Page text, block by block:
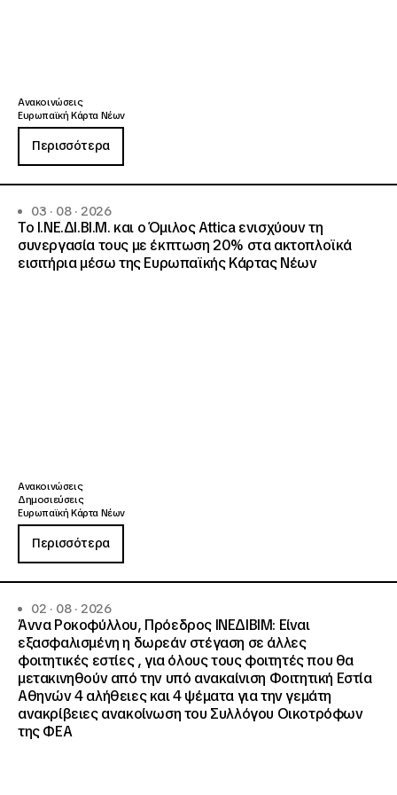
Ανακοινώσεις
Ευρωπαϊκή Κάρτα Νέων
Περισσότερα
03 · 08 · 2026
Το Ι.ΝΕ.ΔΙ.ΒΙ.Μ. και o Όμιλος Attica ενισχύουν τη
συνεργασία τους με έκπτωση 20% στα ακτοπλοϊκά
εισιτήρια μέσω της Ευρωπαϊκής Κάρτας Νέων
Ανακοινώσεις
Δημοσιεύσεις
Ευρωπαϊκή Κάρτα Νέων
Περισσότερα
02 · 08 · 2026
Άννα Ροκοφύλλου, Πρόεδρος ΙΝΕΔΙΒΙΜ: Είναι
εξασφαλισμένη η δωρεάν στέγαση σε άλλες
φοιτητικές εστίες , για όλους τους φοιτητές που θα
μετακινηθούν από την υπό ανακαίνιση Φοιτητική Εστία
Αθηνών 4 αλήθειες και 4 ψέματα για την γεμάτη
ανακρίβειες ανακοίνωση του Συλλόγου Οικοτρόφων
της ΦΕΑ